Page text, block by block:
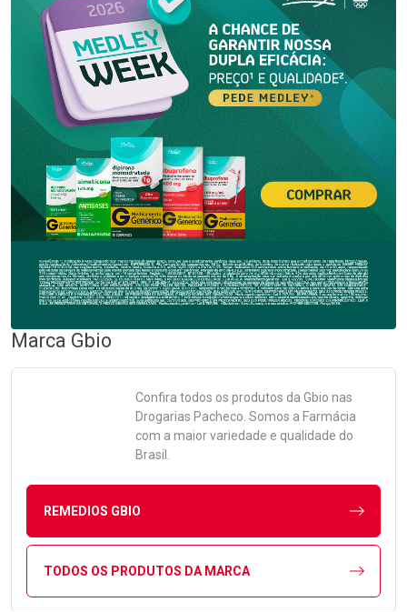
Marca Gbio
Confira todos os produtos da Gbio nas
Drogarias Pacheco. Somos a Farmácia
com a maior variedade e qualidade do
Brasil.
REMEDIOS GBIO
TODOS OS PRODUTOS DA MARCA